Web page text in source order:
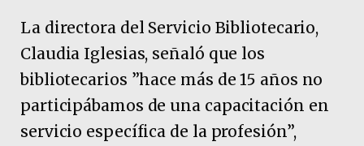
La directora del Servicio Bibliotecario,
Claudia Iglesias, señaló que los
bibliotecarios ”hace más de 15 años no
participábamos de una capacitación en
servicio específica de la profesión”,